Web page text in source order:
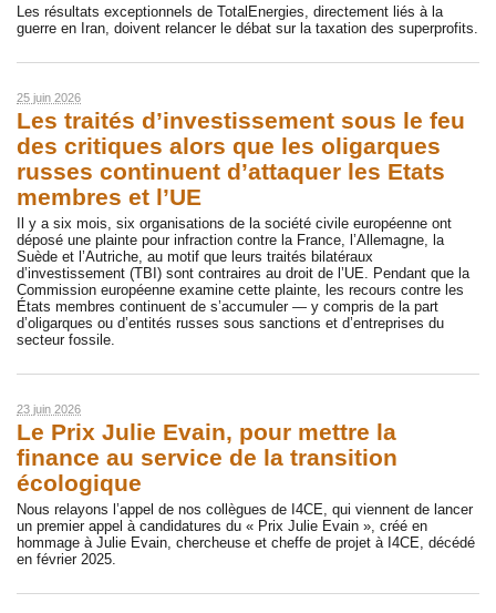
Les résultats exceptionnels de TotalEnergies, directement liés à la
guerre en Iran, doivent relancer le débat sur la taxation des superprofits.
25 juin 2026
Les traités d’investissement sous le feu
des critiques alors que les oligarques
russes continuent d’attaquer les Etats
membres et l’UE
Il y a six mois, six organisations de la société civile européenne ont
déposé une plainte pour infraction contre la France, l’Allemagne, la
Suède et l’Autriche, au motif que leurs traités bilatéraux
d’investissement (TBI) sont contraires au droit de l’UE. Pendant que la
Commission européenne examine cette plainte, les recours contre les
États membres continuent de s’accumuler — y compris de la part
d’oligarques ou d’entités russes sous sanctions et d’entreprises du
secteur fossile.
23 juin 2026
Le Prix Julie Evain, pour mettre la
finance au service de la transition
écologique
Nous relayons l’appel de nos collègues de I4CE, qui viennent de lancer
un premier appel à candidatures du « Prix Julie Evain », créé en
hommage à Julie Evain, chercheuse et cheffe de projet à I4CE, décédé
en février 2025.